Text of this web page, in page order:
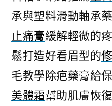
承與塑料滑動軸承
止痛膏緩解輕微的
鬆打造好看眉型的
毛教學除疤藥膏給
美體霜幫助肌膚恢